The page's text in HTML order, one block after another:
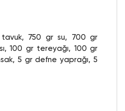
750 gr su, 700 gr
100 gr tereyağı, 100 gr
5 gr defne yaprağı, 5